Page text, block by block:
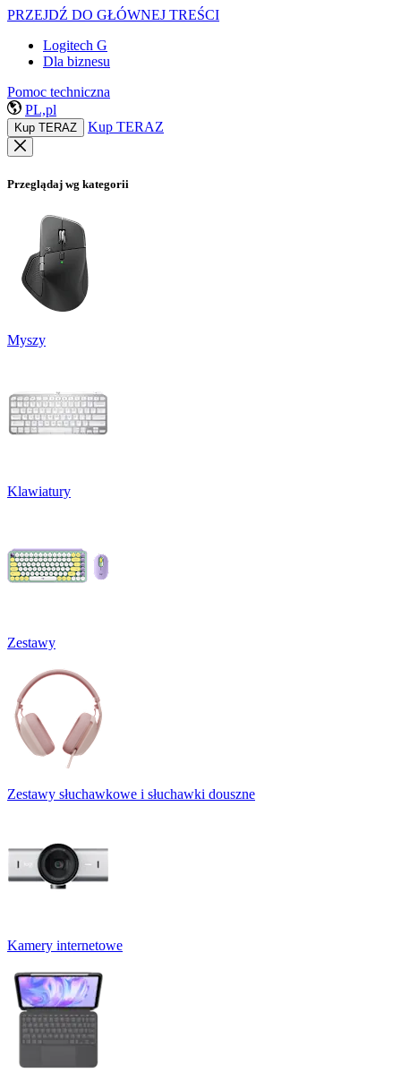
PRZEJDŹ DO GŁÓWNEJ TREŚCI
Logitech G
Dla biznesu
Pomoc techniczna
PL,pl
Kup TERAZ Kup TERAZ
Przeglądaj wg kategorii
Myszy
Klawiatury
Zestawy
Zestawy słuchawkowe i słuchawki douszne
Kamery internetowe